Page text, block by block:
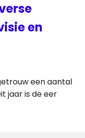
en
een aantal
jaar is de eer